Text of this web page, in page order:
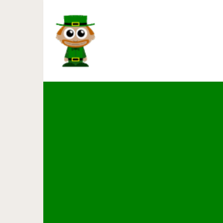
Когда австралиец нашел
нём содержится золото,